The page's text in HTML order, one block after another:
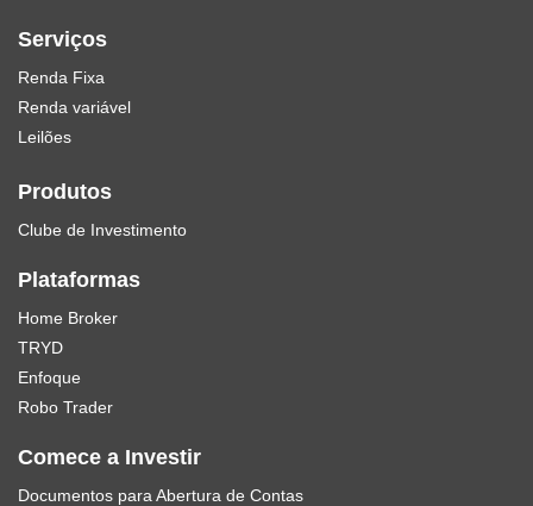
Serviços
Renda Fixa
Renda variável
Leilões
Produtos
Clube de Investimento
Plataformas
Home Broker
TRYD
Enfoque
Robo Trader
Comece a Investir
Documentos para Abertura de Contas